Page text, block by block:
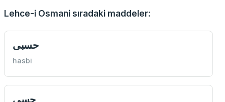
Lehce-i Osmani sıradaki maddeler:
حسبی
hasbi
حسی